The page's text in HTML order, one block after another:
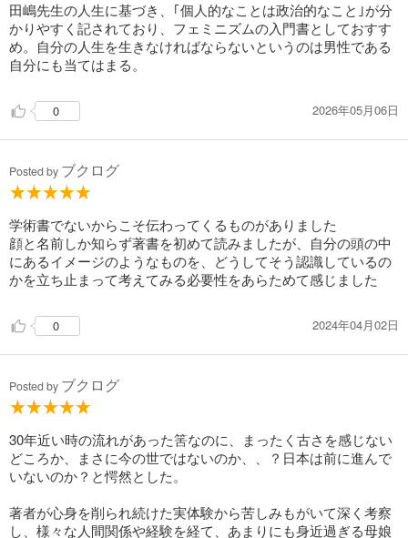
田嶋先生の人生に基づき、｢個人的なことは政治的なこと｣が分
かりやすく記されており、フェミニズムの入門書としておすす
め。自分の人生を生きなければならないというのは男性である
自分にも当てはまる。
0 2026年05月06日
Posted by ブクログ
学術書でないからこそ伝わってくるものがありました
顔と名前しか知らず著書を初めて読みましたが、自分の頭の中
にあるイメージのようなものを、どうしてそう認識しているの
かを立ち止まって考えてみる必要性をあらためて感じました
0 2024年04月02日
Posted by ブクログ
30年近い時の流れがあった筈なのに、まったく古さを感じない
どころか、まさに今の世ではないのか、、？日本は前に進んで
いないのか？と愕然とした。
著者が心身を削られ続けた実体験から苦しみもがいて深く考察
し、様々な人間関係や経験を経て、あまりにも身近過ぎる母娘